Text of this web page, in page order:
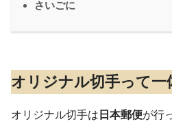
さいごに
オリジナル切手って一
オリジナル切手は 日本郵便が行